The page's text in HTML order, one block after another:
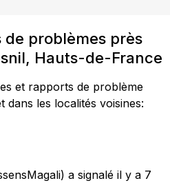
problèmes près
Hauts-de-France
et rapports de problème
dans les localités voisines:
a signalé il y a 7